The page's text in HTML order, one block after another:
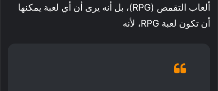
ألعاب التقمص (RPG)، بل أنه يرى أن أي لعبة يمكنها
أن تكون لعبة RPG، لأنه